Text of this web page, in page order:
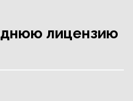
лицензию